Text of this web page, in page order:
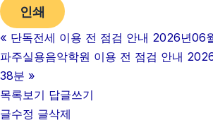
인쇄
« 단독전세 이용 전 점검 안내 2026년06
파주실용음악학원 이용 전 점검 안내
38분 »
목록보기 답글쓰기
글수정 글삭제